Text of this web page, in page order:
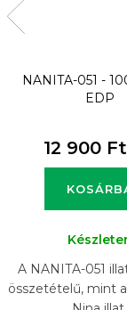
NANITA-051 -
EDP
12 900 Ft
A NANITA-051
összetételű, mint